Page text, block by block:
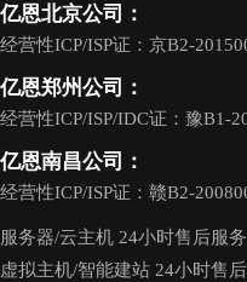
亿恩北京公司：
经营性ICP/ISP证：京B2-
亿恩郑州公司：
经营性ICP/ISP/IDC证：豫B1-
亿恩南昌公司：
经营性ICP/ISP证：赣B2-
服务器/云主机 24小时售后服务
虚拟主机/智能建站 24小时售